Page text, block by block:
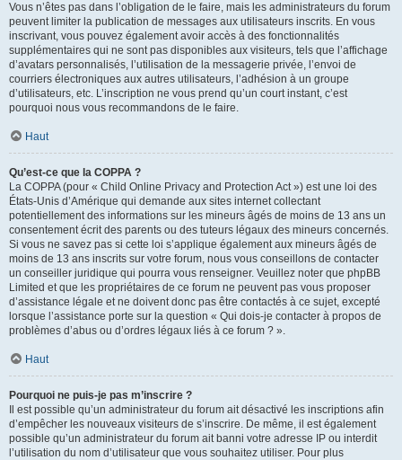
Vous n’êtes pas dans l’obligation de le faire, mais les administrateurs du forum
peuvent limiter la publication de messages aux utilisateurs inscrits. En vous
inscrivant, vous pouvez également avoir accès à des fonctionnalités
supplémentaires qui ne sont pas disponibles aux visiteurs, tels que l’affichage
d’avatars personnalisés, l’utilisation de la messagerie privée, l’envoi de
courriers électroniques aux autres utilisateurs, l’adhésion à un groupe
d’utilisateurs, etc. L’inscription ne vous prend qu’un court instant, c’est
pourquoi nous vous recommandons de le faire.
Haut
Qu’est-ce que la COPPA ?
La COPPA (pour « Child Online Privacy and Protection Act ») est une loi des
États-Unis d’Amérique qui demande aux sites internet collectant
potentiellement des informations sur les mineurs âgés de moins de 13 ans un
consentement écrit des parents ou des tuteurs légaux des mineurs concernés.
Si vous ne savez pas si cette loi s’applique également aux mineurs âgés de
moins de 13 ans inscrits sur votre forum, nous vous conseillons de contacter
un conseiller juridique qui pourra vous renseigner. Veuillez noter que phpBB
Limited et que les propriétaires de ce forum ne peuvent pas vous proposer
d’assistance légale et ne doivent donc pas être contactés à ce sujet, excepté
lorsque l’assistance porte sur la question « Qui dois-je contacter à propos de
problèmes d’abus ou d’ordres légaux liés à ce forum ? ».
Haut
Pourquoi ne puis-je pas m’inscrire ?
Il est possible qu’un administrateur du forum ait désactivé les inscriptions afin
d’empêcher les nouveaux visiteurs de s’inscrire. De même, il est également
possible qu’un administrateur du forum ait banni votre adresse IP ou interdit
l’utilisation du nom d’utilisateur que vous souhaitez utiliser. Pour plus